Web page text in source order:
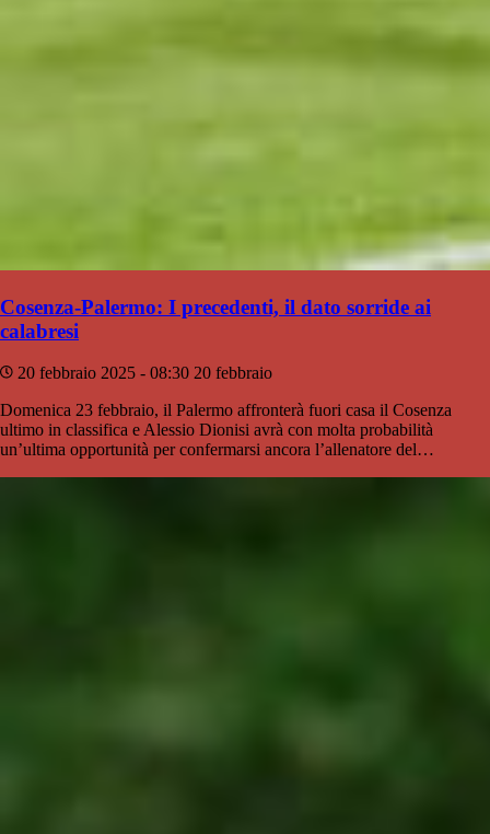
Cosenza-Palermo: I precedenti, il dato sorride ai
calabresi
20 febbraio 2025 - 08:30 20 febbraio
Domenica 23 febbraio, il Palermo affronterà fuori casa il Cosenza
ultimo in classifica e Alessio Dionisi avrà con molta probabilità
un’ultima opportunità per confermarsi ancora l’allenatore del…